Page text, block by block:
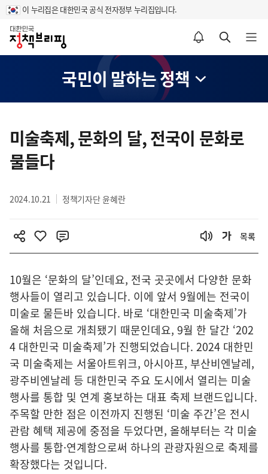
이 누리집은 대한민국 공식 전자정부 누리집입니다.
홈
알림설정 바로가기 검색 바로가기 메뉴 열기
국민이 말하는 정책
텐
츠
영
미술축제, 문화의 달, 전국이 문화로
물들다
2024.10.21 정책기자단 윤혜란
목록
10월은 ‘문화의 달’인데요, 전국 곳곳에서 다양한 문화
행사들이 열리고 있습니다. 이에 앞서 9월에는 전국이
미술로 물든바 있습니다. 바로 ‘대한민국 미술축제’가
올해 처음으로 개최됐기 때문인데요, 9월 한 달간 ‘202
4 대한민국 미술축제’가 진행되었습니다. 2024 대한민
국 미술축제는 서울아트위크, 아시아프, 부산비엔날레,
광주비엔날레 등 대한민국 주요 도시에서 열리는 미술
행사를 통합 및 연계 홍보하는 대표 축제 브랜드입니다.
주목할 만한 점은 이전까지 진행된 ‘미술 주간’은 전시
관람 혜택 제공에 중점을 두었다면, 올해부터는 각 미술
행사를 통합·연계함으로써 하나의 관광자원으로 축제를
확장했다는 것입니다.